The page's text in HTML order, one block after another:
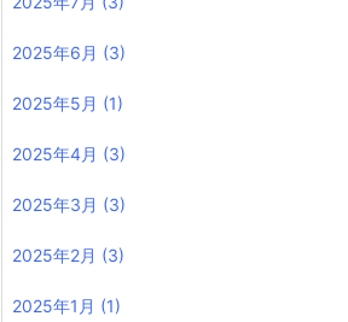
2025年6月 (3)
2025年5月 (1)
2025年4月 (3)
2025年3月 (3)
2025年2月 (3)
2025年1月 (1)